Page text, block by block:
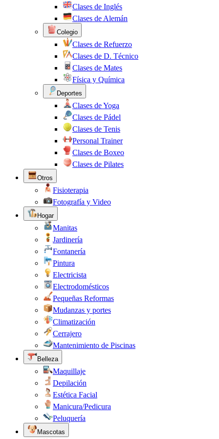
Clases de Inglés
Clases de Alemán
Colegio
Clases de Refuerzo
Clases de D. Técnico
Clases de Mates
Física y Química
Deportes
Clases de Yoga
Clases de Pádel
Clases de Tenis
Personal Trainer
Clases de Boxeo
Clases de Pilates
Otros
Fisioterapia
Fotografía y Video
Hogar
Manitas
Jardinería
Fontanería
Pintura
Electricista
Electrodomésticos
Pequeñas Reformas
Mudanzas y portes
Climatización
Cerrajero
Mantenimiento de Piscinas
Belleza
Maquillaje
Depilación
Estética Facial
Manicura/Pedicura
Peluquería
Mascotas